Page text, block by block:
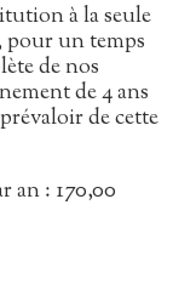
à la seule
pour un temps
de nos
de 4 ans
de cette
an : 170,00